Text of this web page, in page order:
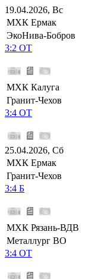
19.04.2026, Вс
МХК Ермак
ЭкоНива-Бобров
3:2 ОТ
МХК Калуга
Гранит-Чехов
3:4 ОТ
25.04.2026, Сб
МХК Ермак
Гранит-Чехов
3:4 Б
МХК Рязань-ВДВ
Металлург ВО
3:4 ОТ